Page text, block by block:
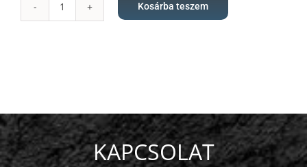
Reformer
Kosárba teszem
KAPCSOLAT